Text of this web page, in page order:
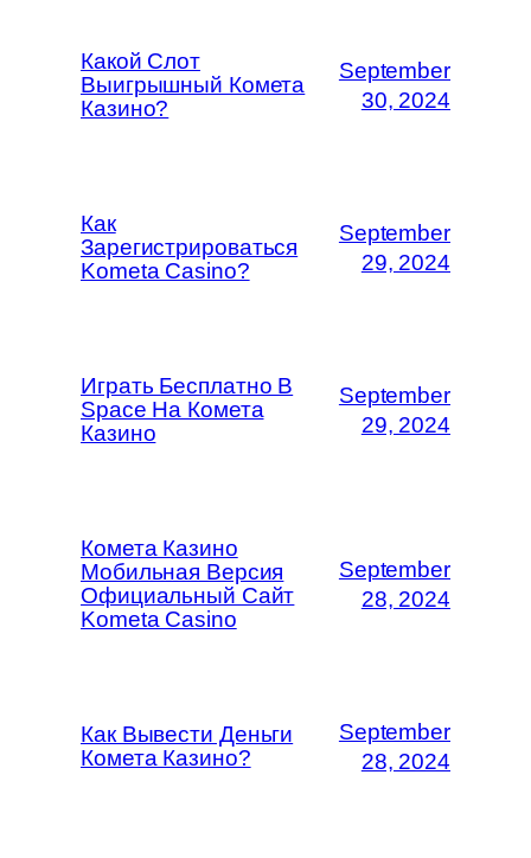
Какой Слот
Выигрышный Комета
Казино?
September
30, 2024
Как
Зарегистрироваться
Kometa Casino?
September
29, 2024
Играть Бесплатно В
Space На Комета
Казино
September
29, 2024
Комета Казино
Мобильная Версия
Официальный Сайт
Kometa Casino
September
28, 2024
Как Вывести Деньги
Комета Казино?
September
28, 2024